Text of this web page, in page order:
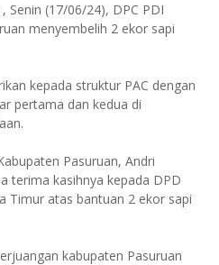
Senin (17/06/24), DPC PDI
menyembelih 2 ekor sapi
kepada struktur PAC dengan
pertama dan kedua di
Pasuruan, Andri
terima kasihnya kepada DPD
Timur atas bantuan 2 ekor sapi
kabupaten Pasuruan